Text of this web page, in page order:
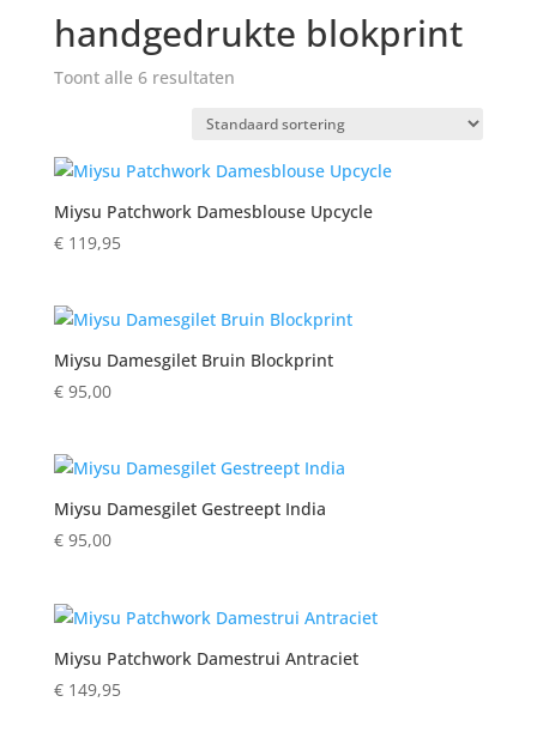
handgedrukte blokprint
Toont alle 6 resultaten
Miysu Patchwork Damesblouse Upcycle
€119,95
Miysu Damesgilet Bruin Blockprint
€95,00
Miysu Damesgilet Gestreept India
€95,00
Miysu Patchwork Damestrui Antraciet
€149,95